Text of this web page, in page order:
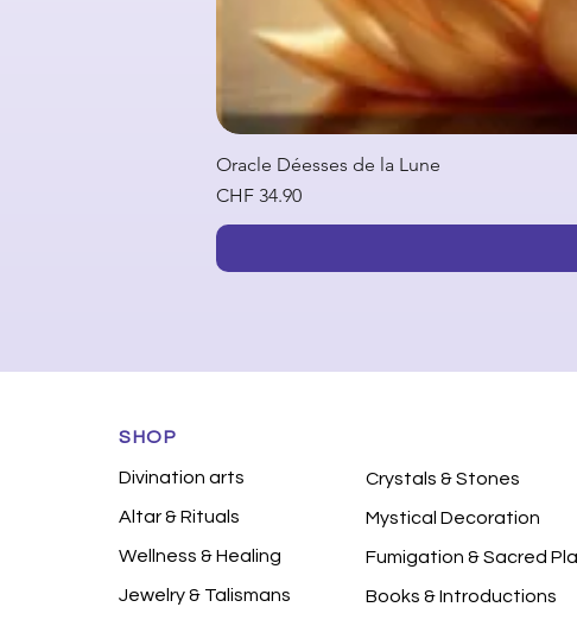
Oracle Déesses de la Lune
Price
CHF 34.90
SHOP
Divination arts
Altar & Rituals
Wellness & Healing
Jewelry & Talismans
Crystals & Stones
Mystical Decoration
Fumigation & Sacred
Books & Introductions